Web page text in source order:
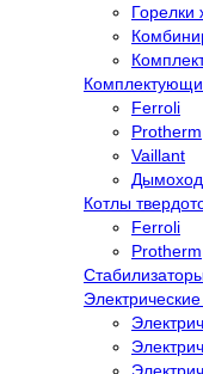
Горелки
Ferroli
Protherm
Vaillant
Котлы
Ferroli
Protherm